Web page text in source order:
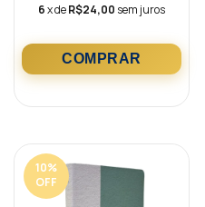
6x deR$24,00 sem juros
10%
OFF